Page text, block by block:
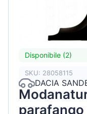
Disponibile (2)
SKU: 28058115
DACIA